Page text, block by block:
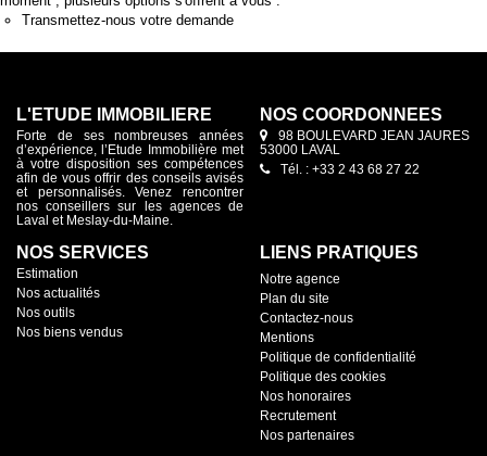
Transmettez-nous votre demande
L'ETUDE IMMOBILIERE
Forte de ses nombreuses années
d’expérience, l’Etude Immobilière met
à votre disposition ses compétences
afin de vous offrir des conseils avisés
et personnalisés. Venez rencontrer
nos conseillers sur les agences de
Laval et Meslay-du-Maine.
NOS COORDONNÉES
98 BOULEVARD JEAN JAURES
53000 LAVAL
Tél. : +33 2 43 68 27 22
NOS SERVICES
Estimation
Nos actualités
Nos outils
Nos biens vendus
LIENS PRATIQUES
Notre agence
Plan du site
Contactez-nous
Mentions
Politique de confidentialité
Politique des cookies
Nos honoraires
Recrutement
Nos partenaires